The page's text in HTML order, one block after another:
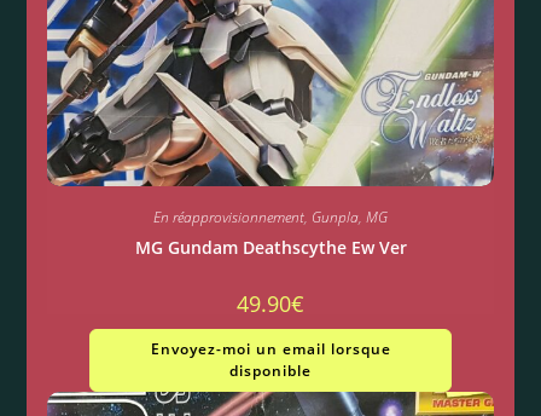
En réapprovisionnement, Gunpla, MG
MG Gundam Deathscythe Ew Ver
49.90€
Envoyez-moi un email lorsque
disponible